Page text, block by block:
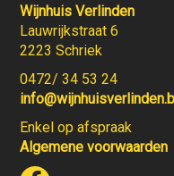
Wijnhuis Verlinden
Lauwrijkstraat 6
2223 Schriek
0472/ 34 53 24
Enkel op afspraak
Algemene voorwaarden